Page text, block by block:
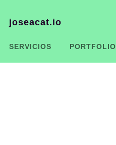
joseacat.io
SERVICIOS PORTFOLIO